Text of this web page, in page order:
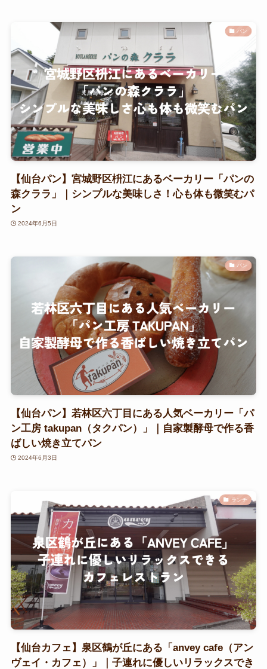
パン
【仙台パン】宮城野区枡江にあるベーカリー「パンの
森クララ」｜シンプルな美味しさ！心も体も微笑むパ
ン
2024年6月5日
パン
【仙台パン】若林区六丁目にある人気ベーカリー「パ
ン工房 takupan（タクパン）」｜自家製酵母で作る香
ばしい焼き立てパン
2024年6月3日
ランチ
【仙台カフェ】泉区鶴が丘にある「anvey cafe（アン
ヴェイ・カフェ）」｜子連れに優しいリラックスでき